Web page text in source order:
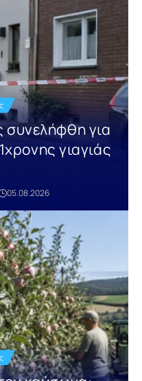
συνελήφθη για
γιαγιάς
05.08.2026